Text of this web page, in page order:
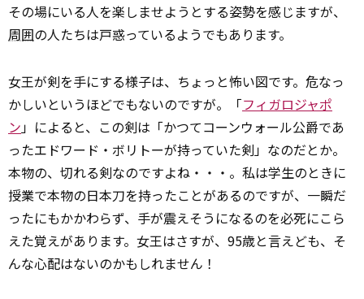
その場にいる人を楽しませようとする姿勢を感じますが、
周囲の人たちは戸惑っているようでもあります。
女王が剣を手にする様子は、ちょっと怖い図です。危なっ
かしいというほどでもないのですが。「フィガロジャポ
ン」によると、この剣は「かつてコーンウォール公爵であ
ったエドワード・ボリトーが持っていた剣」なのだとか。
本物の、切れる剣なのですよね・・・。私は学生のときに
授業で本物の日本刀を持ったことがあるのですが、一瞬だ
ったにもかかわらず、手が震えそうになるのを必死にこら
えた覚えがあります。女王はさすが、95歳と言えども、そ
んな心配はないのかもしれません！